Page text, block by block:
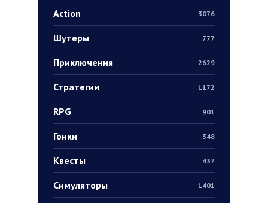
Action 3076
Шутеры 777
Приключения 2629
Стратегии 1172
RPG 901
Гонки 348
Квесты 437
Симуляторы 1401